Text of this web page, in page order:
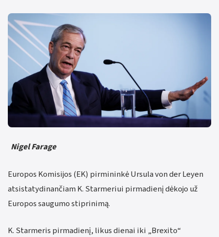
Nigel Farage
Europos Komisijos (EK) pirmininkė Ursula von der Leyen
atsistatydinančiam K. Starmeriui pirmadienį dėkojo už
Europos saugumo stiprinimą.
K. Starmeris pirmadienį, likus dienai iki „Brexito“